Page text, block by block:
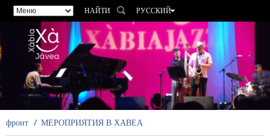
НАЙТИ
РУССКИЙ
ESPAÑOL
VALENCIÀ
FRANÇAIS
DEUTSCH
фронт МЕРОПРИЯТИЯ В ХАВЕА